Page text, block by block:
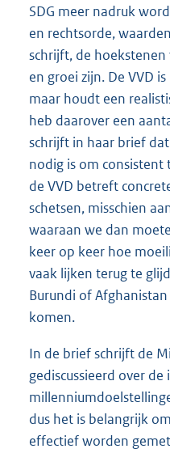
SDG meer nadruk
en rechtsorde,
schrijft, de
en groei zijn. De VVD
maar houdt een
heb daarover een
schrijft in haar brief
nodig is om
de VVD betreft
schetsen, misschien
waaraan we dan
keer op keer hoe
vaak lijken terug te
Burundi of
komen.
In de brief schrijft de
gediscussieerd over
dus het is belangrijk
effectief worden